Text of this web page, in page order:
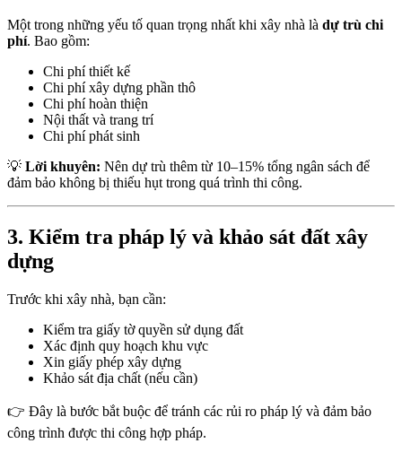
Một trong những yếu tố quan trọng nhất khi xây nhà là dự trù chi
phí. Bao gồm:
Chi phí thiết kế
Chi phí xây dựng phần thô
Chi phí hoàn thiện
Nội thất và trang trí
Chi phí phát sinh
💡 Lời khuyên: Nên dự trù thêm từ 10–15% tổng ngân sách để
đảm bảo không bị thiếu hụt trong quá trình thi công.
3. Kiểm tra pháp lý và khảo sát đất xây
dựng
Trước khi xây nhà, bạn cần:
Kiểm tra giấy tờ quyền sử dụng đất
Xác định quy hoạch khu vực
Xin giấy phép xây dựng
Khảo sát địa chất (nếu cần)
👉 Đây là bước bắt buộc để tránh các rủi ro pháp lý và đảm bảo
công trình được thi công hợp pháp.